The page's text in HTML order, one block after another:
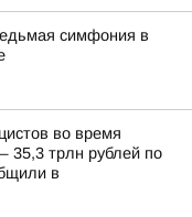
симфония в
во время
35,3 трлн рублей по
в